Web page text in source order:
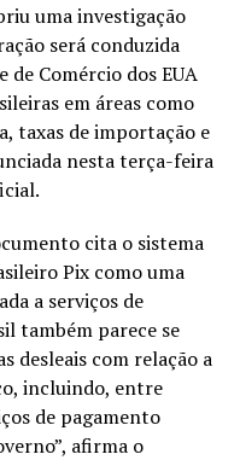
uma investigação
será conduzida
Comércio dos EUA
em áreas como
taxas de importação e
nesta terça-feira
cita o sistema
Pix como uma
a serviços de
também parece se
desleais com relação a
incluindo, entre
de pagamento
afirma o